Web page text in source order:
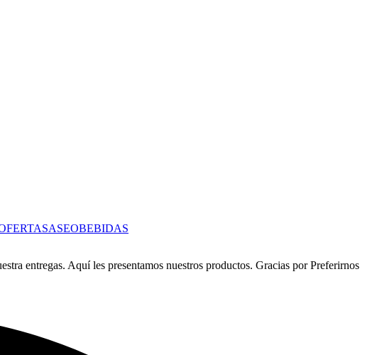
ASEOBEBIDAS
entregas. Aquí les presentamos nuestros productos. Gracias por Preferirnos